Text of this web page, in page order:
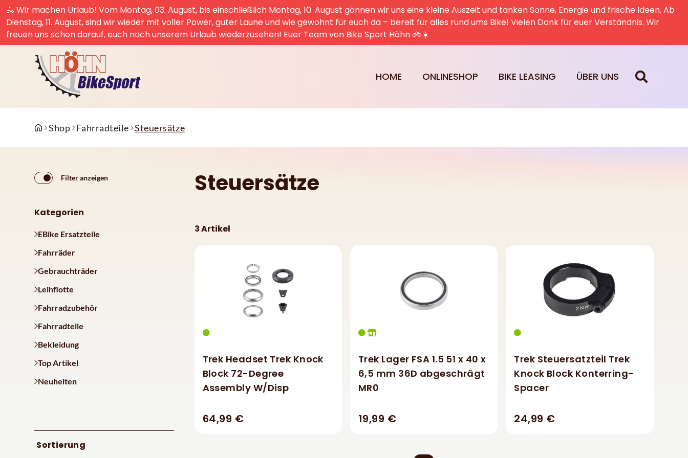
🚴 Wir machen Urlaub! Vom Montag, 03. August, bis einschließlich Montag, 10. August gönnen wir uns eine kleine Auszeit und tanken Sonne, Energie und frische Ideen. Ab
Dienstag, 11. August, sind wir wieder mit voller Power, guter Laune und wie gewohnt für euch da – bereit für alles rund ums Bike! Vielen Dank für euer Verständnis. Wir
freuen uns schon darauf, euch nach unserem Urlaub wiederzusehen! Euer Team von Bike Sport Höhn 🚲☀️
HOME ONLINESHOP BIKE LEASING ÜBER UNS
Shop Fahrradteile Steuersätze
Filter anzeigen Steuersätze
Kategorien
EBike Ersatzteile
Fahrräder
Gebrauchträder
Leihflotte
Fahrradzubehör
Fahrradteile
Bekleidung
Top Artikel
Neuheiten
Sortierung
3 Artikel
Trek Headset Trek Knock
Block 72-Degree
Assembly W/Disp
64,99 €
Trek Lager FSA 1.5 51 x 40 x
6,5 mm 36D abgeschrägt
MR0
19,99 €
Trek Steuersatzteil Trek
Knock Block Konterring-
Spacer
24,99 €